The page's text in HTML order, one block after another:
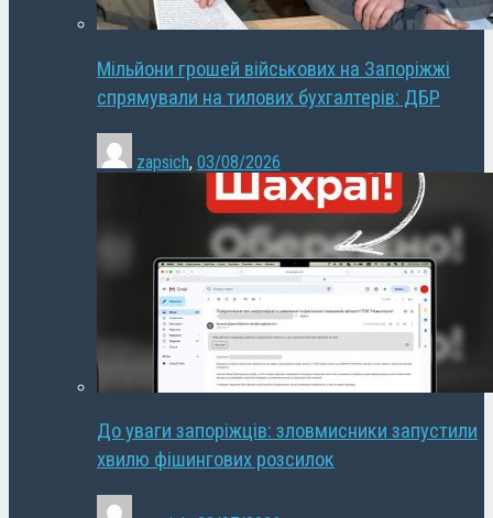
Мільйони грошей військових на Запоріжжі
спрямували на тилових бухгалтерів: ДБР
zapsich, 03/08/2026
До уваги запоріжців: зловмисники запустили
хвилю фішингових розсилок